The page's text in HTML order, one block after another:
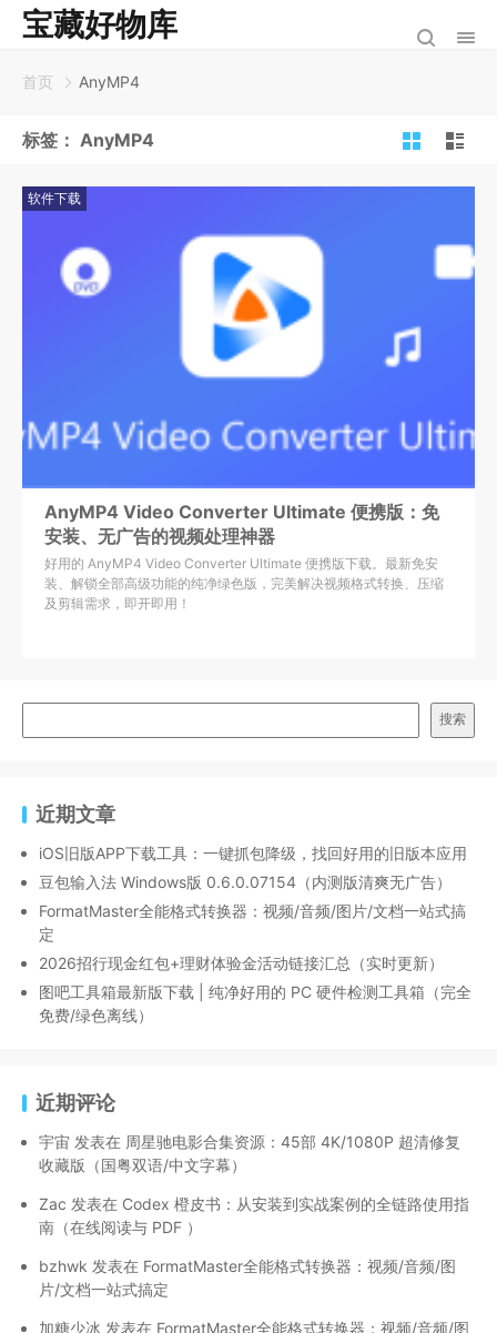
宝藏好物库
首页 AnyMP4
标签： AnyMP4
软件下载
AnyMP4 Video Converter Ultimate 便携版：免
安装、无广告的视频处理神器
好用的 AnyMP4 Video Converter Ultimate 便携版下载。最新免安
装、解锁全部高级功能的纯净绿色版，完美解决视频格式转换、压缩
及剪辑需求，即开即用！
搜索
近期文章
iOS旧版APP下载工具：一键抓包降级，找回好用的旧版本应用
豆包输入法 Windows版 0.6.0.07154（内测版清爽无广告）
FormatMaster全能格式转换器：视频/音频/图片/文档一站式搞
定
2026招行现金红包+理财体验金活动链接汇总（实时更新）
图吧工具箱最新版下载 | 纯净好用的 PC 硬件检测工具箱（完全
免费/绿色离线）
近期评论
宇宙 发表在 周星驰电影合集资源：45部 4K/1080P 超清修复
收藏版（国粤双语/中文字幕）
Zac 发表在 Codex 橙皮书：从安装到实战案例的全链路使用指
南（在线阅读与 PDF ）
bzhwk 发表在 FormatMaster全能格式转换器：视频/音频/图
片/文档一站式搞定
加糖少冰 发表在 FormatMaster全能格式转换器：视频/音频/图